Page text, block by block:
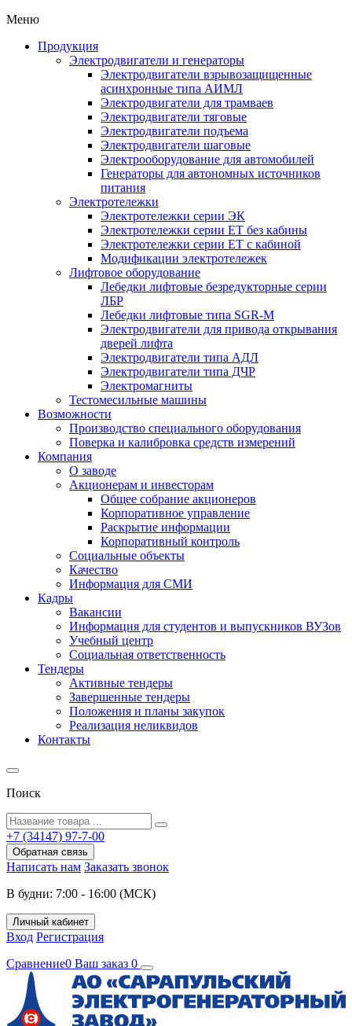
Меню
Продукция
Электродвигатели и генераторы
Электродвигатели взрывозащищенные
асинхронные типа АИМЛ
Электродвигатели для трамваев
Электродвигатели тяговые
Электродвигатели подъема
Электродвигатели шаговые
Электрооборудование для автомобилей
Генераторы для автономных источников
питания
Электротележки
Электротележки серии ЭК
Электротележки серии ЕТ без кабины
Электротележки серии ЕТ с кабиной
Модификации электротележек
Лифтовое оборудование
Лебедки лифтовые безредукторные серии
ЛБР
Лебедки лифтовые типа SGR-M
Электродвигатели для привода открывания
дверей лифта
Электродвигатели типа АДЛ
Электродвигатели типа ДЧР
Электромагниты
Тестомесильные машины
Возможности
Производство специального оборудования
Поверка и калибровка средств измерений
Компания
О заводе
Акционерам и инвесторам
Общее собрание акционеров
Корпоративное управление
Раскрытие информации
Корпоративный контроль
Социальные объекты
Качество
Информация для СМИ
Кадры
Вакансии
Информация для студентов и выпускников ВУЗов
Учебный центр
Социальная ответственность
Тендеры
Активные тендеры
Завершенные тендеры
Положения и планы закупок
Реализация неликвидов
Контакты
Поиск
+7 (34147) 97-7-00
Обратная связь
Написать нам Заказать звонок
В будни: 7:00 - 16:00 (МСК)
Личный кабинет
Вход Регистрация
Сравнение0 Ваш заказ 0